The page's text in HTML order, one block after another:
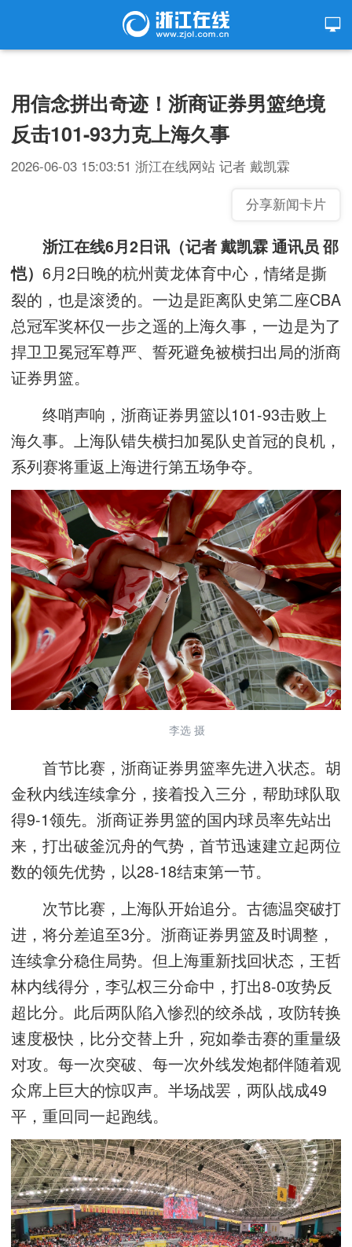
用信念拼出奇迹！浙商证券男篮绝境
反击101-93力克上海久事
2026-06-03 15:03:51 浙江在线网站 记者 戴凯霖
分享新闻卡片
浙江在线6月2日讯（记者 戴凯霖 通讯员 邵
恺） 6月2日晚的杭州黄龙体育中心，情绪是撕
裂的，也是滚烫的。一边是距离队史第二座CBA
总冠军奖杯仅一步之遥的上海久事，一边是为了
捍卫卫冕冠军尊严、誓死避免被横扫出局的浙商
证券男篮。
终哨声响，浙商证券男篮以101-93击败上
海久事。上海队错失横扫加冕队史首冠的良机，
系列赛将重返上海进行第五场争夺。
李选 摄
首节比赛，浙商证券男篮率先进入状态。胡
金秋内线连续拿分，接着投入三分，帮助球队取
得9-1领先。浙商证券男篮的国内球员率先站出
来，打出破釜沉舟的气势，首节迅速建立起两位
数的领先优势，以28-18结束第一节。
次节比赛，上海队开始追分。古德温突破打
进，将分差追至3分。浙商证券男篮及时调整，
连续拿分稳住局势。但上海重新找回状态，王哲
林内线得分，李弘权三分命中，打出8-0攻势反
超比分。此后两队陷入惨烈的绞杀战，攻防转换
速度极快，比分交替上升，宛如拳击赛的重量级
对攻。每一次突破、每一次外线发炮都伴随着观
众席上巨大的惊叹声。半场战罢，两队战成49
平，重回同一起跑线。